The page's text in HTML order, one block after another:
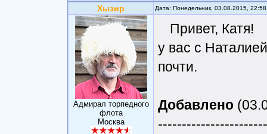
Хызир Дата: Понедельник, 03.08.2015,
Адмирал торпедного
флота
Москва
Привет, Катя!
у вас с
почти.
Добавлено